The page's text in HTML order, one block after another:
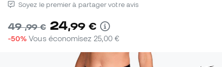
Soyez le premier à partager votre avis
49,99 € 24,99 €
-50% Vous économisez 25,00 €